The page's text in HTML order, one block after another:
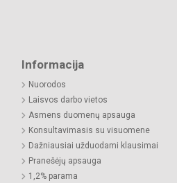
Informacija
Nuorodos
Laisvos darbo vietos
Asmens duomenų apsauga
Konsultavimasis su visuomene
Dažniausiai užduodami klausimai
Pranešėjų apsauga
1,2% parama